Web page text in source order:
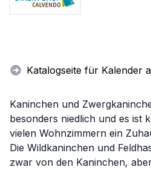
Katalogseite für Kalender
Kaninchen und
besonders niedlich und es ist
vielen Wohnzimmern ein
Die Wildkaninchen und
zwar von den Kaninchen,